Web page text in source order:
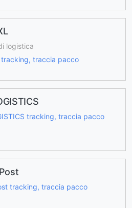
logistica
tracking, traccia pacco
tracking, traccia pacco
tracking, traccia pacco